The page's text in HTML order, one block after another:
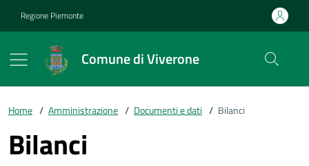
Regione Piemonte
Comune di Viverone
Home / Amministrazione / Documenti e dati / Bilanci
Bilanci